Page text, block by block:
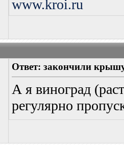
www.kroi.ru
Ответ: закончили
А я виноград
регулярно